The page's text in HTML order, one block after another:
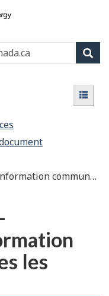
à toutes les demandes
les